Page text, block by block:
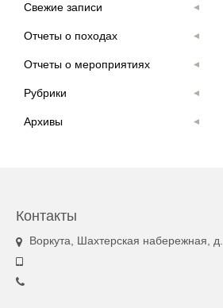
Свежие записи
Отчеты о походах
Отчеты о мероприятиях
Рубрики
Архивы
Контакты
Воркута, Шахтерская набережная, д.